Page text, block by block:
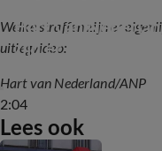
Welke straffen zijn er
uitlegvideo:
2:04
Hart van
zijn er in
Hart van Nederland/ANP
Lees ook